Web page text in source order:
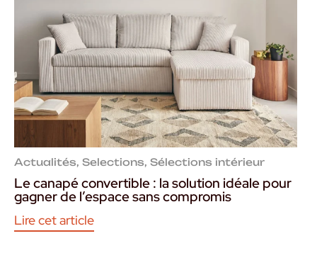
Actualités, Selections, Sélections intérieur
Le canapé convertible : la solution idéale pour
gagner de l’espace sans compromis
Lire cet article